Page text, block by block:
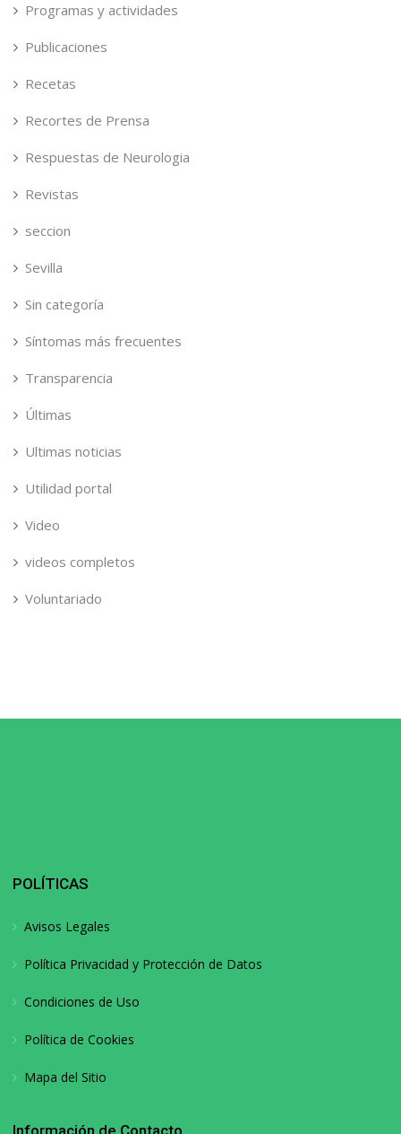
Programas y actividades
Publicaciones
Recetas
Recortes de Prensa
Respuestas de Neurologia
Revistas
seccion
Sevilla
Sin categoría
Síntomas más frecuentes
Transparencia
Últimas
Ultimas noticias
Utilidad portal
Video
videos completos
Voluntariado
POLÍTICAS
Avisos Legales
Política Privacidad y Protección de Datos
Condiciones de Uso
Política de Cookies
Mapa del Sitio
Información de Contacto